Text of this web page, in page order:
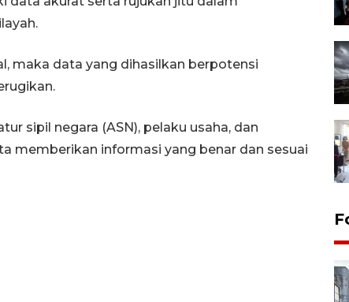
maka data yang dihasilkan berpotensi
sipil negara (ASN), pelaku usaha, dan
memberikan informasi yang benar dan sesuai